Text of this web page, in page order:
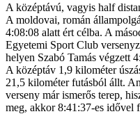
A középtávú, vagyis half
A moldovai, román
4:08:08 alatt ért célba. A
Egyetemi Sport Club
helyen Szabó Tamás végzett
A középtáv 1,9 kilométer
21,5 kilométer futásból állt.
verseny már ismerős terep,
meg, akkor 8:41:37-es idővel